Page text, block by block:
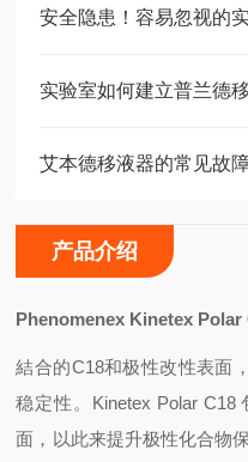
安全隐患！容易忽视的
实验室如何建立普兰德
艾本德移液器的常见故
产品介绍
Phenomenex Kinetex
結合的C18和极性改性表面
稳定性。Kinetex Polar
面，以此来提升极性化合物